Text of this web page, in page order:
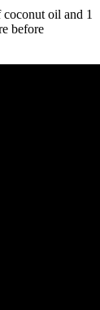
oil and 1
before